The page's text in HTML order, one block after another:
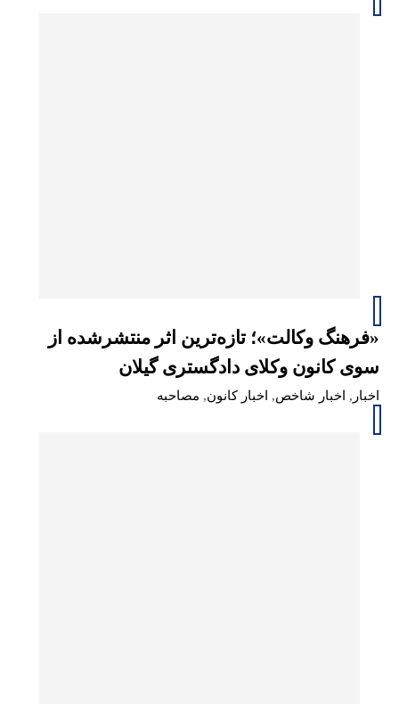
«فرهنگ وکالت»؛ تازه‌ترین اثر منتشرشده از
سوی کانون وکلای دادگستری گیلان
اخبار , اخبار شاخص, اخبار کانون, مصاحبه